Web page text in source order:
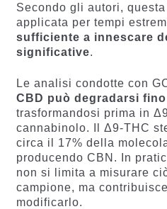
Secondo gli autori,
applicata per tempi
sufficiente a innescare
significative.
Le analisi condotte con
CBD può degradarsi fino
trasformandosi prima in
cannabinolo. Il Δ9-THC
circa il 17% della
producendo CBN. In
non si limita a misurare
campione, ma
modificarlo.